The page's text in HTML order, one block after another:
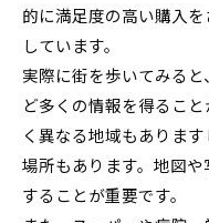
的に満足度の高い購入
しています。
実際に街を歩いてみる
ど多くの情報を得るこ
く異なる地域もありま
場所もあります。地図
することが重要です。